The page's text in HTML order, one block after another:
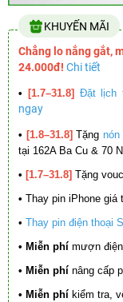
KHUYẾN MÃI
Chẳng lo nắng gắt,
24.000đ! Chi tiết
• [1.7–31.8] Đặt lịch
ngay
• [1.8–31.8] Tặng
tại 162A Ba Cu & 70
• [1.7–31.8] Tặng
• Thay pin iPhone giá
• Thay pin điện thoại
• Miễn phí mượn
• Miễn phí nâng cấp
• Miễn phí kiểm tra,